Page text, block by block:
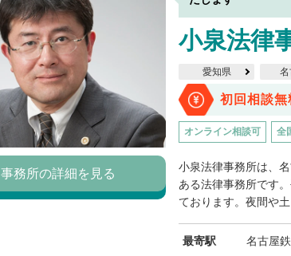
小泉法律
愛知県
初回相談無
オンライン相談可 全
小泉法律事務所は、
ある法律事務所です
ております。夜間や
最寄駅 名古屋
事務所の詳細を見る